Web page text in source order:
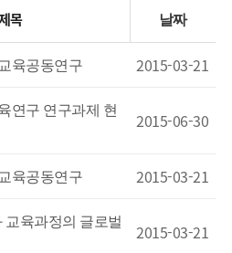
목 날짜
육공동연구 2015-03-21
연구 연구과제 현
2015-06-30
육공동연구 2015-03-21
교육과정의 글로벌
2015-03-21